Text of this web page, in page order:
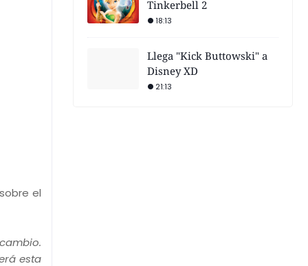
el
esta
Tinkerbell 2
18:13
Llega "Kick Buttowski" a
Disney XD
21:13